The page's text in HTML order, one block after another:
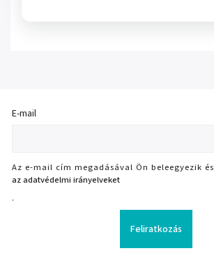
E-mail
Az e-mail cím megadásával Ön beleegyezik és
az adatvédelmi irányelveket
.
Feliratkozás